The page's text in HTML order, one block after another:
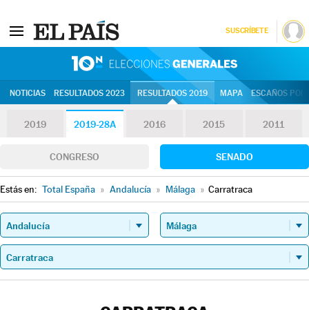
SUSCRÍBETE
NOTICIAS RESULTADOS 2023 RESULTADOS 2019 MAPA ESCAÑOS
2019 2019-28A 2016 2015 2011
CONGRESO SENADO
Estás en: Total España » Andalucía » Málaga » Carratraca